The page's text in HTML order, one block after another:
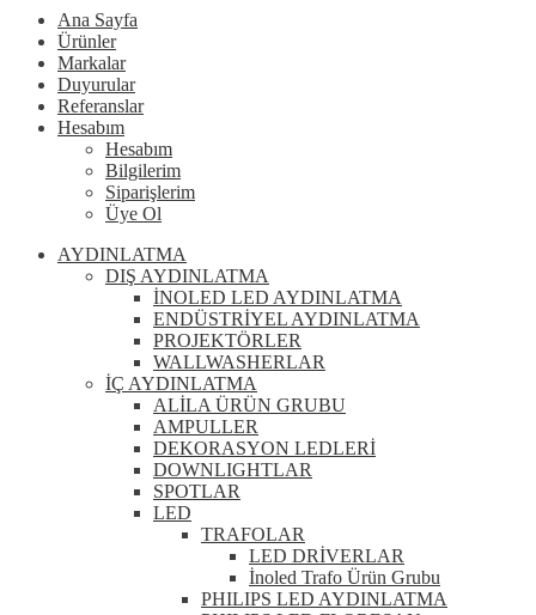
Ana Sayfa
Ürünler
Markalar
Duyurular
Referanslar
Hesabım
Hesabım
Bilgilerim
Siparişlerim
Üye Ol
AYDINLATMA
DIŞ AYDINLATMA
İNOLED LED AYDINLATMA
ENDÜSTRİYEL AYDINLATMA
PROJEKTÖRLER
WALLWASHERLAR
İÇ AYDINLATMA
ALİLA ÜRÜN GRUBU
AMPULLER
DEKORASYON LEDLERİ
DOWNLIGHTLAR
SPOTLAR
LED
TRAFOLAR
LED DRİVERLAR
İnoled Trafo Ürün Grubu
PHILIPS LED AYDINLATMA